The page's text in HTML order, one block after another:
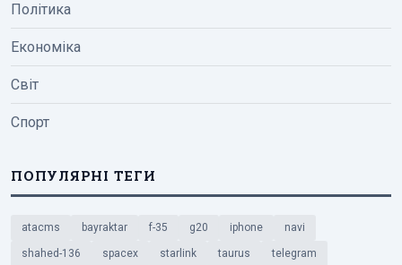
Політика
Економіка
Світ
Спорт
ПОПУЛЯРНІ ТЕГИ
atacms bayraktar f-35 g20 iphone navi
shahed-136 spacex starlink taurus telegram